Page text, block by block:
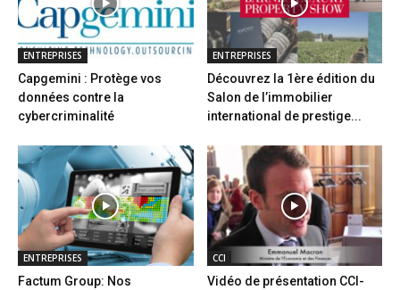
ENTREPRISES
Capgemini : Protège vos
données contre la
cybercriminalité
ENTREPRISES
Découvrez la 1ère édition du
Salon de l’immobilier
international de prestige...
ENTREPRISES
Factum Group: Nos
CCI
Vidéo de présentation CCI-